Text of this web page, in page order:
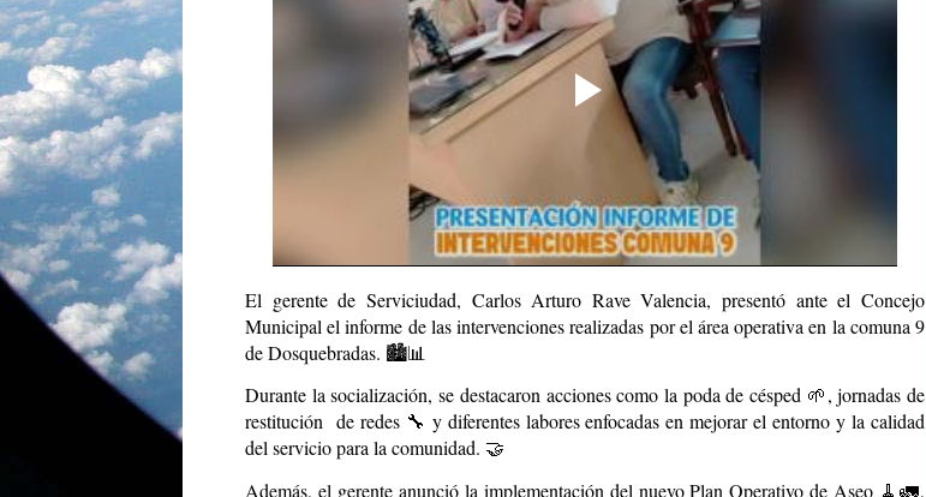
El gerente de Serviciudad, Carlos Arturo Rave Valencia, presentó ante el Concejo
Municipal el informe de las intervenciones realizadas por el área operativa en la comuna 9
de Dosquebradas. 🏙️📊
Durante la socialización, se destacaron acciones como la poda de césped 🌱, jornadas de
restitución de redes 🔧 y diferentes labores enfocadas en mejorar el entorno y la calidad
del servicio para la comunidad. 🤝
Además, el gerente anunció la implementación del nuevo Plan Operativo de Aseo 🧹🚛,